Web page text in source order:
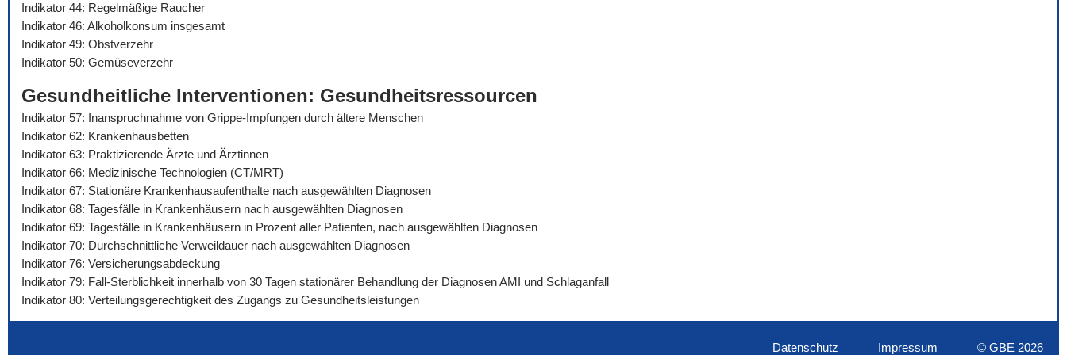
Indikator 44: Regelmäßige Raucher
Indikator 46: Alkoholkonsum insgesamt
Indikator 49: Obstverzehr
Indikator 50: Gemüseverzehr
Gesundheitliche Interventionen: Gesundheitsressourcen
Indikator 57: Inanspruchnahme von Grippe-Impfungen durch ältere Menschen
Indikator 62: Krankenhausbetten
Indikator 63: Praktizierende Ärzte und Ärztinnen
Indikator 66: Medizinische Technologien (CT/MRT)
Indikator 67: Stationäre Krankenhausaufenthalte nach ausgewählten Diagnosen
Indikator 68: Tagesfälle in Krankenhäusern nach ausgewählten Diagnosen
Indikator 69: Tagesfälle in Krankenhäusern in Prozent aller Patienten, nach ausgewählten Diagnosen
Indikator 70: Durchschnittliche Verweildauer nach ausgewählten Diagnosen
Indikator 76: Versicherungsabdeckung
Indikator 79: Fall-Sterblichkeit innerhalb von 30 Tagen stationärer Behandlung der Diagnosen AMI und Schlaganfall
Indikator 80: Verteilungsgerechtigkeit des Zugangs zu Gesundheitsleistungen
Datenschutz Impressum © GBE 2026